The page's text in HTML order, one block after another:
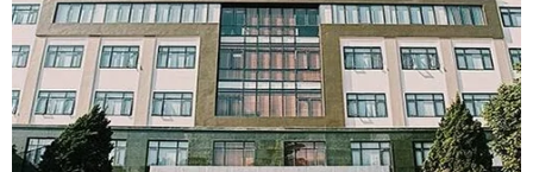
06/08/2026 11:54
Chương trình nghệ thuật 'Giai điệu
Tổ quốc' - Khắc họa một Việt Nam